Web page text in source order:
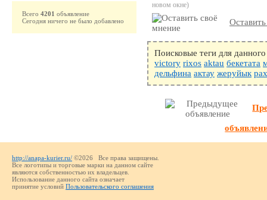
новом окне)
Поисковые теги для
victory rixos aktau бекетата
дельфина актау жеруйык
Всего 4201 объявление
Сегодня ничего не было добавлено
http://anapa-kurier.ru/ ©2026 Все права защищены.
Все логотипы и торговые марки на данном сайте
являются собственностью их владельцев.
Использование данного сайта означает
принятие условий Пользовательского соглашения